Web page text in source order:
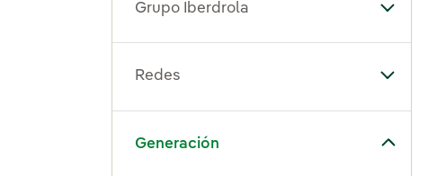
Grupo Iberdrola
Redes
Generación
Alternar el submenú para Generación